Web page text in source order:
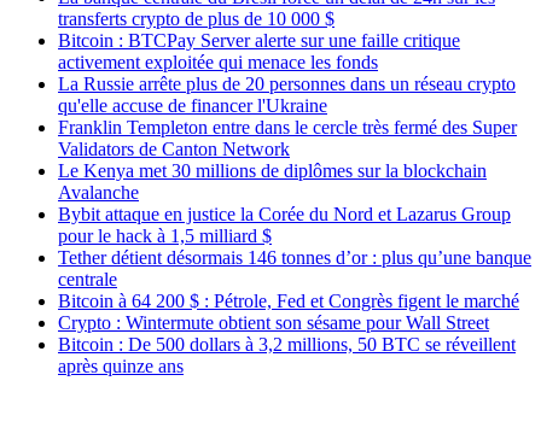
transferts crypto de plus de 10 000 $
Bitcoin : BTCPay Server alerte sur une faille critique
activement exploitée qui menace les fonds
La Russie arrête plus de 20 personnes dans un réseau crypto
qu'elle accuse de financer l'Ukraine
Franklin Templeton entre dans le cercle très fermé des Super
Validators de Canton Network
Le Kenya met 30 millions de diplômes sur la blockchain
Avalanche
Bybit attaque en justice la Corée du Nord et Lazarus Group
pour le hack à 1,5 milliard $
Tether détient désormais 146 tonnes d’or : plus qu’une banque
centrale
Bitcoin à 64 200 $ : Pétrole, Fed et Congrès figent le marché
Crypto : Wintermute obtient son sésame pour Wall Street
Bitcoin : De 500 dollars à 3,2 millions, 50 BTC se réveillent
après quinze ans